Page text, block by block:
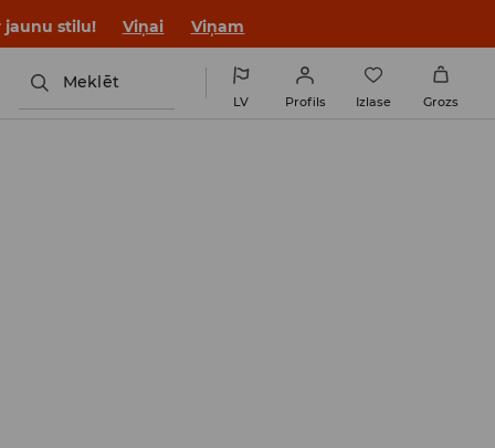
jaunu stilu! Viņai Viņam
Meklēt
LV Profils Izlase Grozs